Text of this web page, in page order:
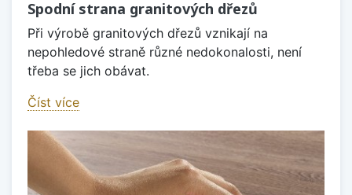
Spodní strana granitových dřezů
Při výrobě granitových dřezů vznikají na
nepohledové straně různé nedokonalosti, není
třeba se jich obávat.
Číst více